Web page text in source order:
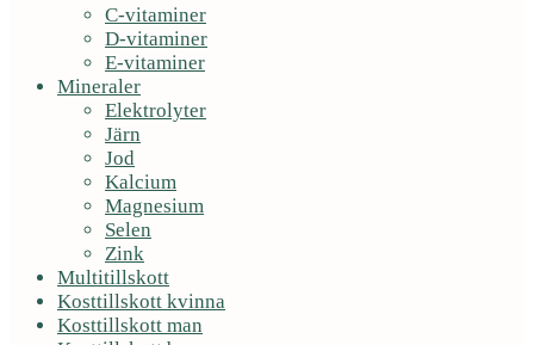
C-vitaminer
D-vitaminer
E-vitaminer
Mineraler
Elektrolyter
Järn
Jod
Kalcium
Magnesium
Selen
Zink
Multitillskott
Kosttillskott kvinna
Kosttillskott man